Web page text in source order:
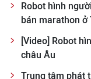
Robot hình
bán marathon ở
[Video] Robot
châu Âu
Trung tâm phát